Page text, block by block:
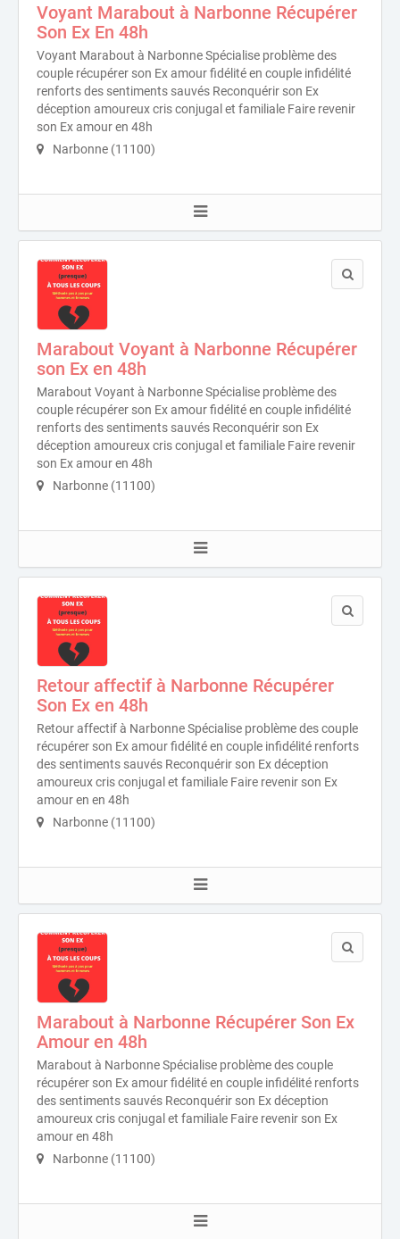
Voyant Marabout à Narbonne Récupérer
Son Ex En 48h
Voyant Marabout à Narbonne Spécialise problème des
couple récupérer son Ex amour fidélité en couple infidélité
renforts des sentiments sauvés Reconquérir son Ex
déception amoureux cris conjugal et familiale Faire revenir
son Ex amour en 48h
Narbonne (11100)
Marabout Voyant à Narbonne Récupérer
son Ex en 48h
Marabout Voyant à Narbonne Spécialise problème des
couple récupérer son Ex amour fidélité en couple infidélité
renforts des sentiments sauvés Reconquérir son Ex
déception amoureux cris conjugal et familiale Faire revenir
son Ex amour en 48h
Narbonne (11100)
Retour affectif à Narbonne Récupérer
Son Ex en 48h
Retour affectif à Narbonne Spécialise problème des couple
récupérer son Ex amour fidélité en couple infidélité renforts
des sentiments sauvés Reconquérir son Ex déception
amoureux cris conjugal et familiale Faire revenir son Ex
amour en en 48h
Narbonne (11100)
Marabout à Narbonne Récupérer Son Ex
Amour en 48h
Marabout à Narbonne Spécialise problème des couple
récupérer son Ex amour fidélité en couple infidélité renforts
des sentiments sauvés Reconquérir son Ex déception
amoureux cris conjugal et familiale Faire revenir son Ex
amour en 48h
Narbonne (11100)